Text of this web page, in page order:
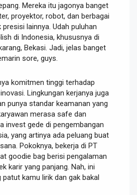
Mereka itu jagonya banget
proyektor, robot, dan berbagai
lainnya. Udah puluhan
di Indonesia, khususnya di
Bekasi. Jadi, jelas banget
sore, guys.
komitmen tinggi terhadap
Lingkungan kerjanya juga
punya standar keamanan yang
merasa safe dan
invest gede di pengembangan
yang artinya ada peluang buat
Pokoknya, bekerja di PT
goodie bag berisi pengalaman
karir yang panjang. Nah, ini
patut kamu lirik dan gak bakal